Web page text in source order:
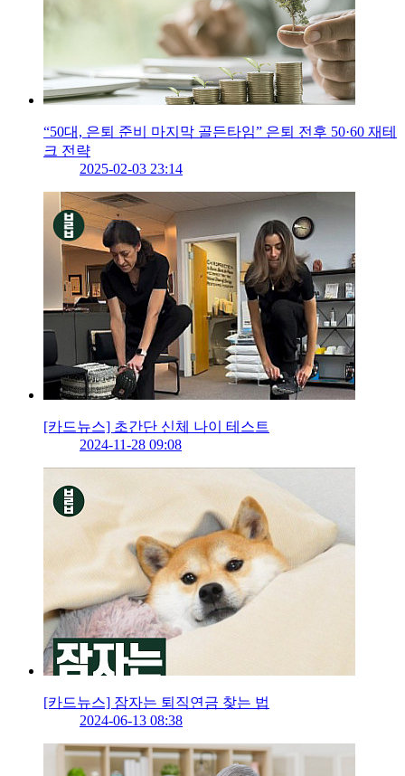
“50대, 은퇴 준비 마지막 골든타임” 은퇴 전후 50·60 재테
크 전략
2025-02-03 23:14
[카드뉴스] 초간단 신체 나이 테스트
2024-11-28 09:08
[카드뉴스] 잠자는 퇴직연금 찾는 법
2024-06-13 08:38